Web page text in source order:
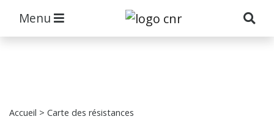
Menu
Accueil > Carte des résistances